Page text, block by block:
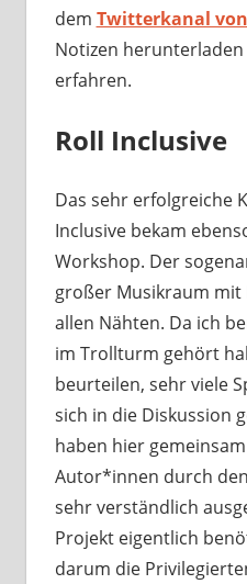
dem Twitterkanal
Notizen
erfahren.
Roll Inclusive
Das sehr erfolgreiche
Inclusive bekam
Workshop. Der
großer Musikraum mit
allen Nähten. Da ich
im Trollturm gehört
beurteilen, sehr viele
sich in die Diskussion
haben hier
Autor*innen durch
sehr verständlich
Projekt eigentlich
darum die